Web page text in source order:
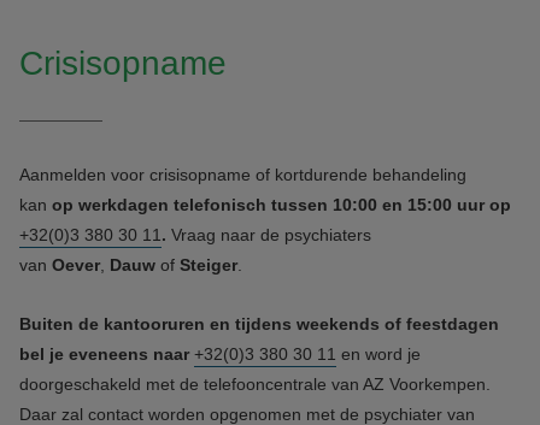
Crisisopname
Aanmelden voor crisisopname of kortdurende behandeling
kan op werkdagen telefonisch tussen 10:00 en 15:00 uur op
+32(0)3 380 30 11 . Vraag naar de psychiaters
van Oever Dauw of Steiger
Buiten de kantooruren en tijdens weekends of feestdagen
bel je eveneens naar +32(0)3 380 30 11 en word je
doorgeschakeld met de telefooncentrale van AZ Voorkempen.
Daar zal contact worden opgenomen met de psychiater van